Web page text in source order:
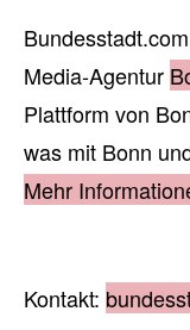
Media-Agentur
Plattform von
was mit Bonn
Mehr
Kontakt: